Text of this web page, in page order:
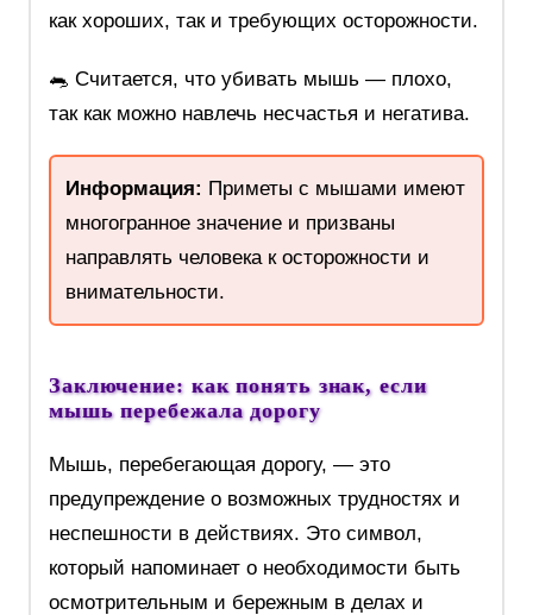
как хороших, так и требующих осторожности.
🐀 Считается, что убивать мышь — плохо,
так как можно навлечь несчастья и негатива.
Информация: Приметы с мышами имеют
многогранное значение и призваны
направлять человека к осторожности и
внимательности.
Заключение: как понять знак, если
мышь перебежала дорогу
Мышь, перебегающая дорогу, — это
предупреждение о возможных трудностях и
неспешности в действиях. Это символ,
который напоминает о необходимости быть
осмотрительным и бережным в делах и